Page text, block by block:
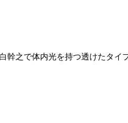
之で体内光を持つ透けたタイ